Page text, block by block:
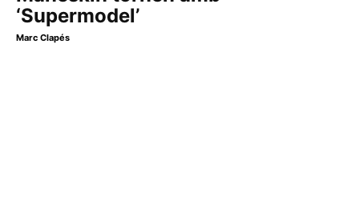
‘Supermodel’
Marc Clapés